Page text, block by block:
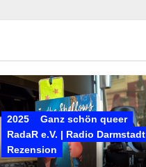
2025
Ganz schön queer
RadaR e.V. | Radio Darmstadt
Rezension